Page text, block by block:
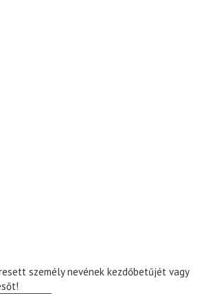
személy nevének kezdőbetűjét vagy